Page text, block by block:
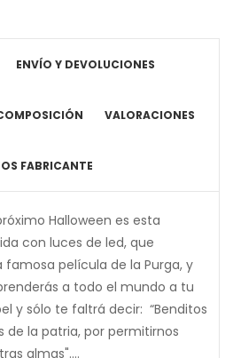
ENVÍO Y DEVOLUCIONES
VALORACIONES
FABRICANTE
Halloween es esta
con luces de led, que
famosa película de la Purga, y
a todo el mundo a tu
y sólo te faltrá decir: “Benditos
de la patria, por permitirnos
almas"....